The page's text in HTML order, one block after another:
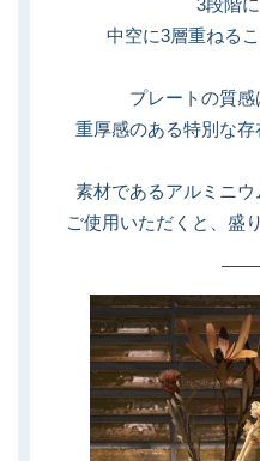
3段階
中空に3層重ねる
プレートの質
重厚感のある特別な
素材であるアルミニ
ご使用いただくと、盛